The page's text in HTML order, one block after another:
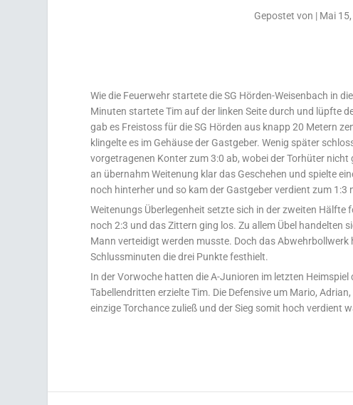
Gepostet von | Mai
Wie die Feuerwehr startete die SG Hörden-Weisenbach in
Minuten startete Tim auf der linken Seite durch und lüpfte
gab es Freistoss für die SG Hörden aus knapp 20 Metern
klingelte es im Gehäuse der Gastgeber. Wenig später
vorgetragenen Konter zum 3:0 ab, wobei der Torhüter
an übernahm Weitenung klar das Geschehen und spielte
noch hinterher und so kam der Gastgeber verdient zum 1:3
Weitenungs Überlegenheit setzte sich in der zweiten
noch 2:3 und das Zittern ging los. Zu allem Übel handelten
Mann verteidigt werden musste. Doch das
Schlussminuten die drei Punkte festhielt.
In der Vorwoche hatten die A-Junioren im letzten
Tabellendritten erzielte Tim. Die Defensive um Mario,
einzige Torchance zuließ und der Sieg somit hoch verdient